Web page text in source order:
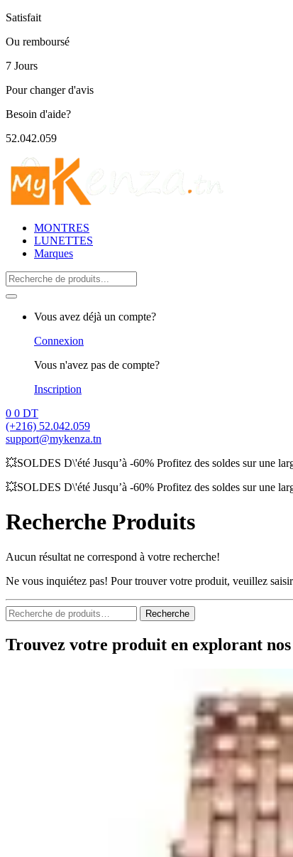
Satisfait
Ou remboursé
7 Jours
Pour changer d'avis
Besoin d'aide?
52.042.059
MONTRES
LUNETTES
Marques
Search
for:
Vous avez déjà un compte?
Connexion
Vous n'avez pas de compte?
Inscription
0 0 DT
(+216) 52.042.059
support@mykenza.tn
💥SOLDES D\'été Jusqu’à -60% Profitez des soldes sur une
💥SOLDES D\'été Jusqu’à -60% Profitez des soldes sur une
Recherche Produits
Aucun résultat ne correspond à votre recherche!
Ne vous inquiétez pas! Pour trouver votre produit, veuillez
Recherche
pour :
Recherche
Trouvez votre produit en explorant